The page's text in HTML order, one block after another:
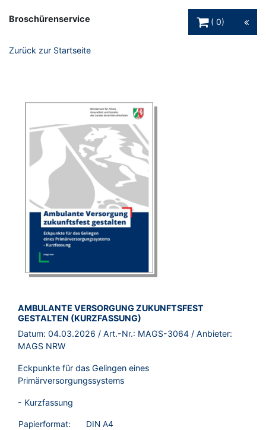
Broschürenservice
0
Zurück zur Startseite
BROSCHÜRE:
AMBULANTE VERSORGUNG ZUKUNFTSFEST
GESTALTEN (KURZFASSUNG)
Datum: 04.03.2026 / Art.-Nr.: MAGS-3064 / Anbieter:
MAGS NRW
Eckpunkte für das Gelingen eines
Primärversorgungssystems
- Kurzfassung
Papierformat:
DIN A4